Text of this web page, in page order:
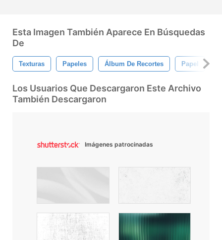
Esta Imagen También Aparece En Búsquedas
De
Texturas Papeles Álbum De Recortes Papel
Los Usuarios Que Descargaron Este Archivo
También Descargaron
Imágenes patrocinadas